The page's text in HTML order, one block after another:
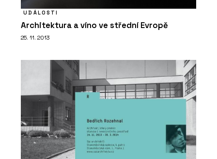
UDÁLOSTI
Architektura a víno ve střední Evropě
25. 11. 2013